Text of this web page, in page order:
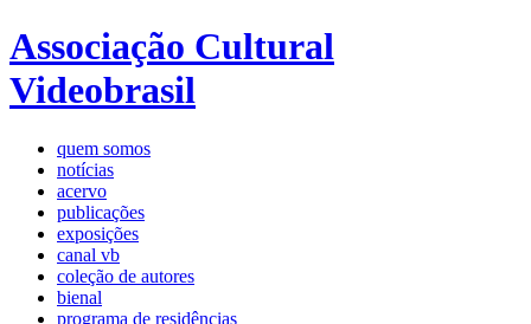
Associação Cultural
Videobrasil
quem somos
notícias
acervo
publicações
exposições
canal vb
coleção de autores
bienal
programa de residências